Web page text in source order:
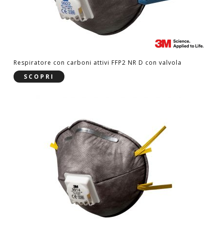
Respiratore con carboni attivi FFP2 NR D con valvola
SCOPRI